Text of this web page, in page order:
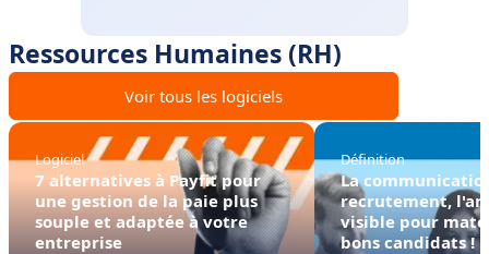
Ressources Humaines (RH)
Voir tous les logiciels
Logiciel
7 alternatives à Payfit pour
une gestion de la paie plus
souple et adaptée à votre
entreprise
Définition
La
recrutement,
visible pour
bons candidats !